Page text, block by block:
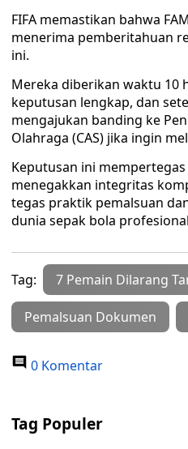
FIFA memastikan bahwa
menerima pemberitahuan
ini.
Mereka diberikan waktu 10
keputusan lengkap, dan
mengajukan banding ke
Olahraga (CAS) jika ingin
Keputusan ini
menegakkan integritas
tegas praktik pemalsuan
dunia sepak bola
Tag: 7 Pemain Dilarang
Pemalsuan Dokumen
0 Komentar
Tag Populer